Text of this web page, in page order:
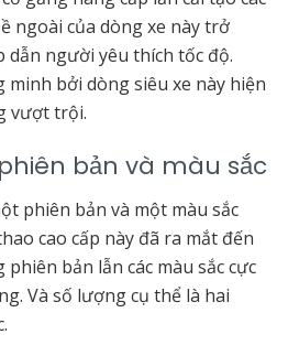
ngoài của dòng xe này trở
người yêu thích tốc độ.
bởi dòng siêu xe này hiện
vượt trội.
bản và màu sắc
phiên bản và một màu sắc
cao cấp này đã ra mắt đến
bản lẫn các màu sắc cực
Và số lượng cụ thể là hai